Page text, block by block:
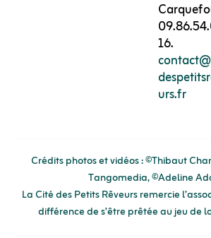
16.
urs.fr
Crédits photos et vidéos : ©Thibaut
Tangomedia, ©Adeline
La Cité des Petits Rêveurs remercie
différencede s’être prêtée au jeu de